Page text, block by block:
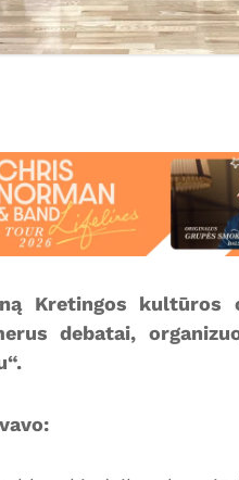
Kretingos
debatai,